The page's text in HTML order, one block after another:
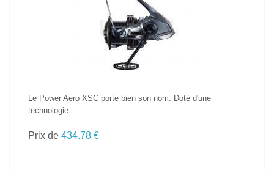
VOIR LE PRODUIT
Le Power Aero XSC porte bien son nom. Doté d'une
technologie...
Prix de 434.78 €